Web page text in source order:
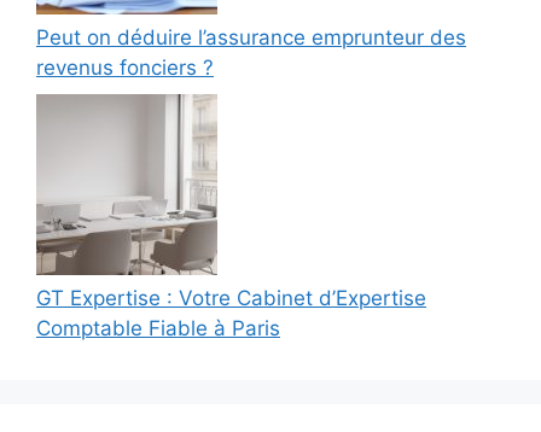
Peut on déduire l’assurance emprunteur des
revenus fonciers ?
GT Expertise : Votre Cabinet d’Expertise
Comptable Fiable à Paris